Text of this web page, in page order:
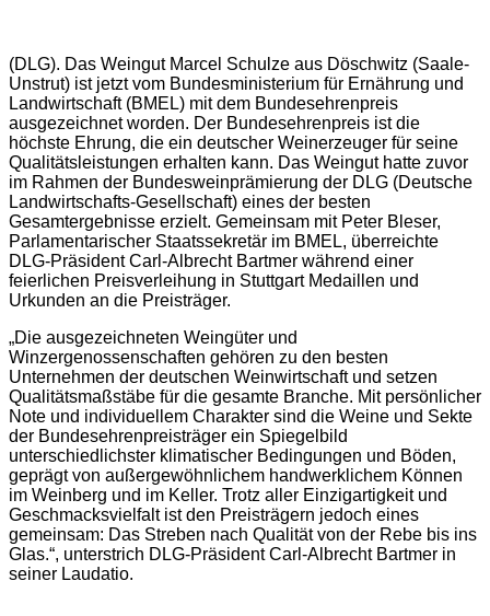
(DLG). Das Weingut Marcel Schulze aus Döschwitz (Saale-
Unstrut) ist jetzt vom Bundesministerium für Ernährung und
Landwirtschaft (BMEL) mit dem Bundesehrenpreis
ausgezeichnet worden. Der Bundesehrenpreis ist die
höchste Ehrung, die ein deutscher Weinerzeuger für seine
Qualitätsleistungen erhalten kann. Das Weingut hatte zuvor
im Rahmen der Bundesweinprämierung der DLG (Deutsche
Landwirtschafts-Gesellschaft) eines der besten
Gesamtergebnisse erzielt. Gemeinsam mit Peter Bleser,
Parlamentarischer Staatssekretär im BMEL, überreichte
DLG-Präsident Carl-Albrecht Bartmer während einer
feierlichen Preisverleihung in Stuttgart Medaillen und
Urkunden an die Preisträger.
„Die ausgezeichneten Weingüter und
Winzergenossenschaften gehören zu den besten
Unternehmen der deutschen Weinwirtschaft und setzen
Qualitätsmaßstäbe für die gesamte Branche. Mit persönlicher
Note und individuellem Charakter sind die Weine und Sekte
der Bundesehrenpreisträger ein Spiegelbild
unterschiedlichster klimatischer Bedingungen und Böden,
geprägt von außergewöhnlichem handwerklichem Können
im Weinberg und im Keller. Trotz aller Einzigartigkeit und
Geschmacksvielfalt ist den Preisträgern jedoch eines
gemeinsam: Das Streben nach Qualität von der Rebe bis ins
Glas.“, unterstrich DLG-Präsident Carl-Albrecht Bartmer in
seiner Laudatio.